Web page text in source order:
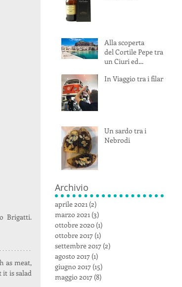
Brigatti.
as meat,
is salad
Alla scoperta
del Cortile Pepe tra
un Ciuri ed
combinazione vulca
In Viaggio tra i filari
Un sardo tra i
Nebrodi
Archivio
aprile 2021 (2)
marzo 2021 (3)
ottobre 2020 (1)
ottobre 2017 (1)
settembre 2017 (2)
agosto 2017 (1)
giugno 2017 (15)
maggio 2017 (8)